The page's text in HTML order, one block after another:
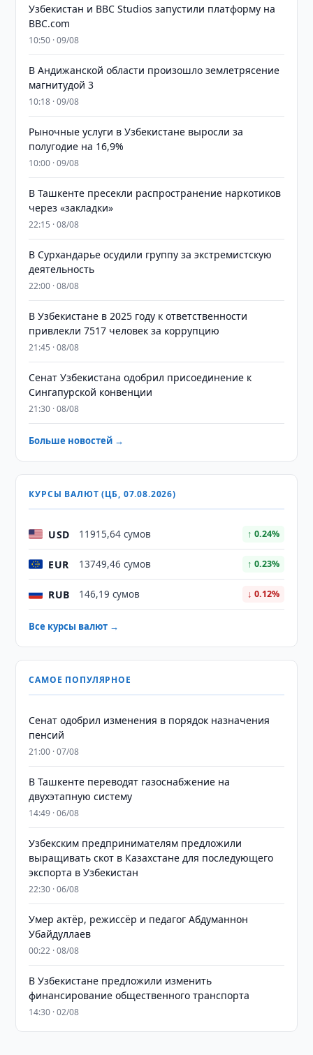
Узбекистан и BBC Studios запустили платформу на
BBC.com
10:50 · 09/08
В Андижанской области произошло землетрясение
магнитудой 3
10:18 · 09/08
Рыночные услуги в Узбекистане выросли за
полугодие на 16,9%
10:00 · 09/08
В Ташкенте пресекли распространение наркотиков
через «закладки»
22:15 · 08/08
В Сурхандарье осудили группу за экстремистскую
деятельность
22:00 · 08/08
В Узбекистане в 2025 году к ответственности
привлекли 7517 человек за коррупцию
21:45 · 08/08
Сенат Узбекистана одобрил присоединение к
Сингапурской конвенции
21:30 · 08/08
Больше новостей →
КУРСЫ ВАЛЮТ (ЦБ, 07.08.2026)
USD 11915,64 сумов ↑ 0.24%
EUR 13749,46 сумов ↑ 0.23%
RUB 146,19 сумов ↓ 0.12%
Все курсы валют →
САМОЕ ПОПУЛЯРНОЕ
Сенат одобрил изменения в порядок назначения
пенсий
21:00 · 07/08
В Ташкенте переводят газоснабжение на
двухэтапную систему
14:49 · 06/08
Узбекским предпринимателям предложили
выращивать скот в Казахстане для последующего
экспорта в Узбекистан
22:30 · 06/08
Умер актёр, режиссёр и педагог Абдуманнон
Убайдуллаев
00:22 · 08/08
В Узбекистане предложили изменить
финансирование общественного транспорта
14:30 · 02/08